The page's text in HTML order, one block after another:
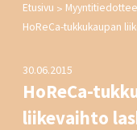
Etusivu >
30.06.2015
HoReCa-
liikevaihto